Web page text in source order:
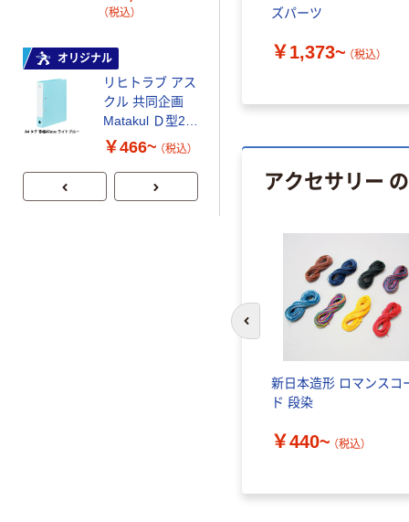
ズパーツ
￥1,373~ （税込）
アクセサリー
新日本造形 ロマンスコ
ド 段染
￥440~ （税込）
前のスライドへ
（税込）
オリジナル
リヒトラブ アス
クル 共同企画
Matakul Ｄ型2穴
ツイストリング
テ
￥466~ （税込）
人気商品
ック（A4タテ）